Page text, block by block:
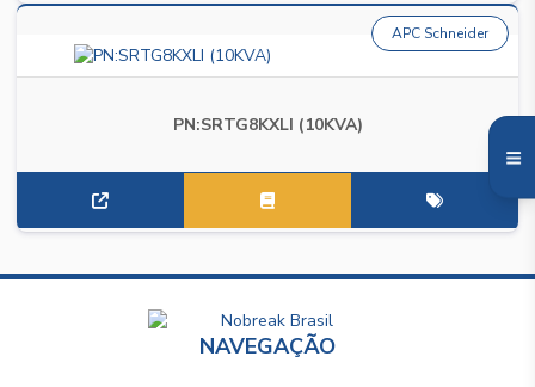
PN:SRTG8KXLI (10KVA)
APC Schneider
NAVEGAÇÃO